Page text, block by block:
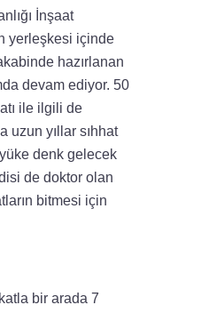
İnşaat
yerleşkesi içinde
hazırlanan
devam ediyor. 50
ile ilgili de
uzun yıllar sıhhat
denk gelecek
de doktor olan
bitmesi için
bir arada 7